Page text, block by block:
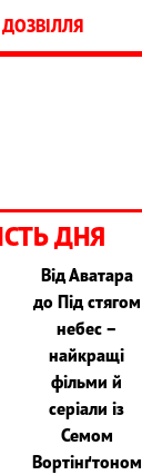
ДОЗВІЛЛЯ
ДНЯ
Від Аватара
до Під стягом
небес –
найкращі
фільми й
серіали із
Семом
Вортінґтоном